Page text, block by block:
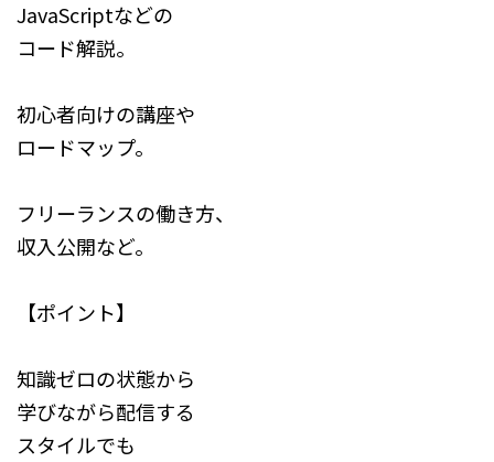
JavaScriptなどの
コード解説。
初心者向けの講座や
ロードマップ。
フリーランスの働き方、
収入公開など。
【ポイント】
知識ゼロの状態から
学びながら配信する
スタイルでも